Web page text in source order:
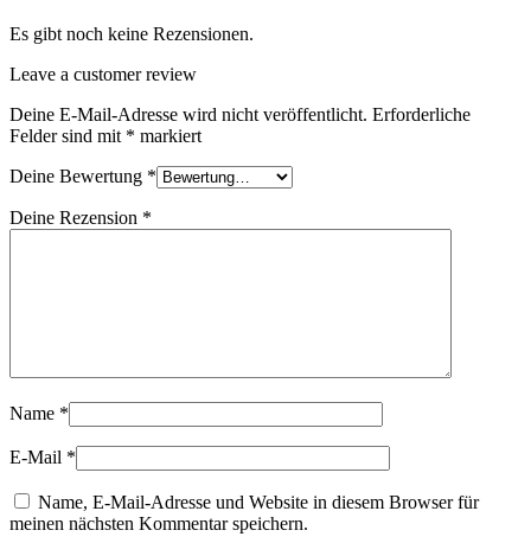
Es gibt noch keine Rezensionen.
Leave a customer review
Deine E-Mail-Adresse wird nicht veröffentlicht. Erforderliche
Felder sind mit * markiert
Deine Bewertung *
Deine Rezension *
Name *
E-Mail *
Name, E-Mail-Adresse und Website in diesem Browser für
meinen nächsten Kommentar speichern.